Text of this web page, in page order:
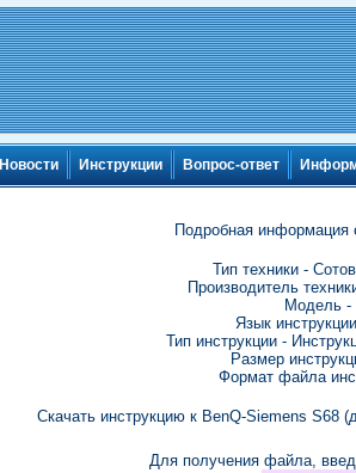
Новости Инструкции Вопрос-ответ
Подробная информация
Тип техники -
Производитель
Модель -
Язык
Тип инструкции -
Размер
Формат файла
Скачать инструкцию к BenQ-Siemens S68
Для получения файла,